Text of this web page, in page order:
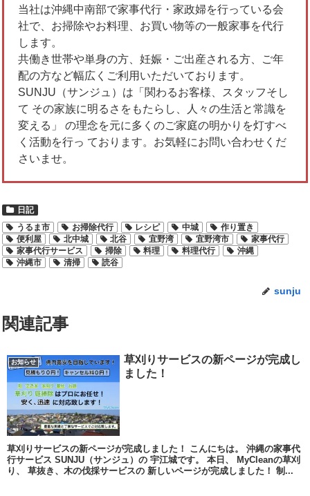
当社は沖縄中南部で家事代行・家政婦を行っている会
社で、お掃除やお料理、お買い物等の一般家事を代行
します。
共働き世帯や単身の方、妊娠・ご出産される方、ご年
配の方など幅広くご利用いただいております。
SUNJU（サンジュ）は「関わるお客様、スタッフそし
て その家族に明るさをもたらし、人々の生活と常識を
変える」 の理念を元に多くのご家庭の明かりを灯すべ
く活動を行っ ております。お気軽にお問い合わせくだ
さいませ。
日記
うるま市
お掃除代行 レシピ 中城
作り置き
便利屋
北中城 北谷 宜野湾 宜野湾市
家事代行
家事代行サービス
掃除 料理 料理代行
沖縄
沖縄市
清掃 読谷
sunju
関連記事
お知らせ
草刈りサービスの新ページが完成し
ました！
草刈りサービスの新ページが完成しました！ こんにちは。 沖縄の家事代
行サービス SUNJU（サンジュ）の 宇江城です。 本日、 MyCleanの草刈
り、 草抜き、木の伐採サービスの 新しいページが完成しました！ 制...